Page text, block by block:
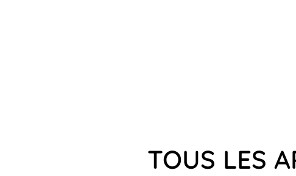
TOUS LES